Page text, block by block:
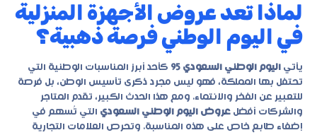
لماذا تعد عروض الأجهزة المنزلية
في اليوم الوطني فرصة ذهبية؟
يأتي اليوم الوطني السعودي 95
كأحد أبرز المناسبات الوطنية التي
تحتفل بها المملكة، فهو ليس مجرد ذكرى تأسيس الوطن، بل فرصة
للتعبير عن الفخر والانتماء. ومع هذا الحدث الكبير، تقدم المتاجر
والشركات أفضل عروض اليوم الوطني السعودي التي تُسهم في
إضفاء طابع خاص على هذه المناسبة. وتحرص العلامات التجارية